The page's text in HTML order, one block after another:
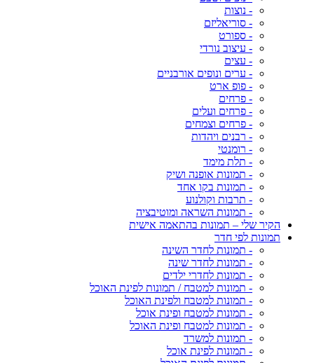
- נוצות
- סוריאליזם
- ספורט
- עיצוב נורדי
- עצים
- ערים ונופים אורבניים
- פופ ארט
- פרחים
- פרחים ועלים
- פרחים וצמחים
- רבנים ויהדות
- רומנטי
- תלת מימד
- תמונות אופנה ושיק
- תמונות בקו אחד
- תרבות וקולנוע
- תמונות השראה ומוטיבציה
הקיר שלי – תמונות בהתאמה אישית
תמונות לפי חדר
- תמונות לחדר השינה
- תמונות לחדר שינה
- תמונות לחדרי ילדים
- תמונות למטבח / תמונות לפינת האוכל
- תמונות למטבח ולפינת האוכל
- תמונות למטבח ופינת אוכל
- תמונות למטבח ופינת האוכל
- תמונות למשרד
- תמונות לפינת אוכל